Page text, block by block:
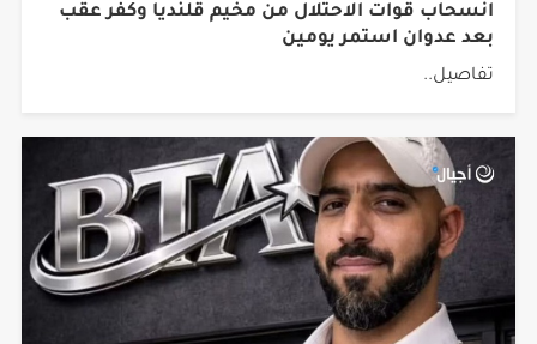
انسحاب قوات الاحتلال من مخيم قلنديا وكفر عقب
بعد عدوان استمر يومين
تفاصيل..